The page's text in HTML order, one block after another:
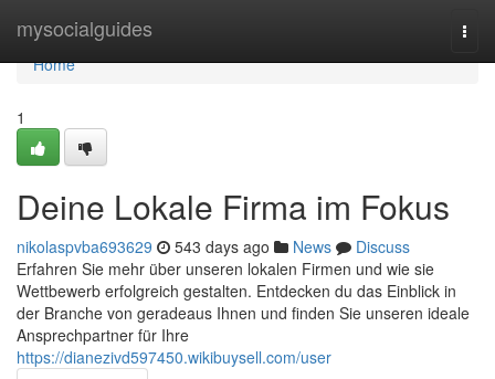
mysocialguides
Home
Home
1
Deine Lokale Firma im Fokus
nikolaspvba693629 543 days ago News
Discuss
Erfahren Sie mehr über unseren lokalen Firmen und wie sie
Wettbewerb erfolgreich gestalten. Entdecken du das Einblick in
der Branche von geradeaus Ihnen und finden Sie unseren ideale
Ansprechpartner für Ihre
https://dianezivd597450.wikibuysell.com/user